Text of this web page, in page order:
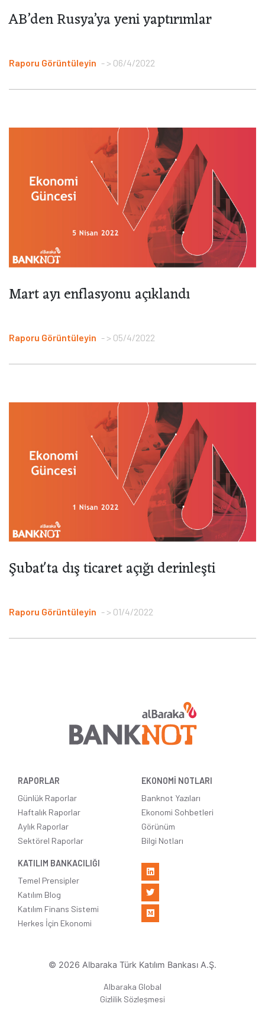
AB’den Rusya’ya yeni yaptırımlar
Raporu Görüntüleyin > 06/4/2022
Mart ayı enflasyonu açıklandı
Raporu Görüntüleyin > 05/4/2022
Şubat'ta dış ticaret açığı derinleşti
Raporu Görüntüleyin > 01/4/2022
RAPORLAR
Günlük Raporlar
Haftalık Raporlar
Aylık Raporlar
Sektörel Raporlar
EKONOMİ NOTLARI
Banknot Yazıları
Ekonomi Sohbetleri
Görünüm
Bilgi Notları
KATILIM BANKACILIĞI
Temel Prensipler
Katılım Blog
Katılım Finans Sistemi
Herkes İçin Ekonomi
© 2026 Albaraka Türk Katılım Bankası A.Ş.
Albaraka Global
Gizlilik Sözleşmesi